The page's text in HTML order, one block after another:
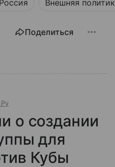
Россия Внешняя
Поделиться
о создании
для
Кубы